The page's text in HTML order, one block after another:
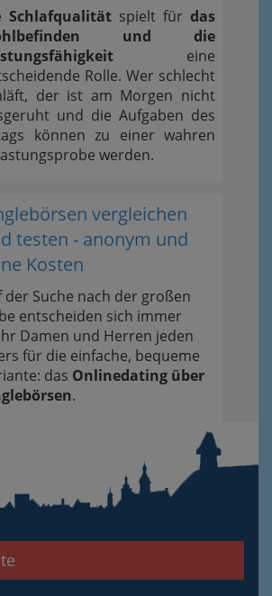
Schlafqualität spielt für das
und die
eine
Rolle. Wer schlecht
der ist am Morgen nicht
und die Aufgaben des
können zu einer wahren
werden.
vergleichen
testen - anonym und
Kosten
der Suche nach der großen
entscheiden sich immer
Damen und Herren jeden
für die einfache, bequeme
das Onlinedating über
.